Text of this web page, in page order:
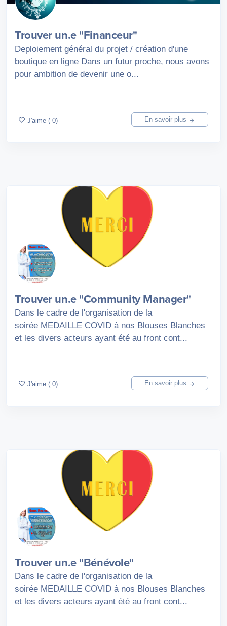
Trouver un.e "Financeur"
Deploiement général du projet / création d'une
boutique en ligne Dans un futur proche, nous avons
pour ambition de devenir une o...
J'aime ( 0) En savoir plus
Trouver un.e "Community Manager"
Dans le cadre de l'organisation de la
soirée MEDAILLE COVID à nos Blouses Blanches
et les divers acteurs ayant été au front cont...
J'aime ( 0) En savoir plus
Trouver un.e "Bénévole"
Dans le cadre de l'organisation de la
soirée MEDAILLE COVID à nos Blouses Blanches
et les divers acteurs ayant été au front cont...